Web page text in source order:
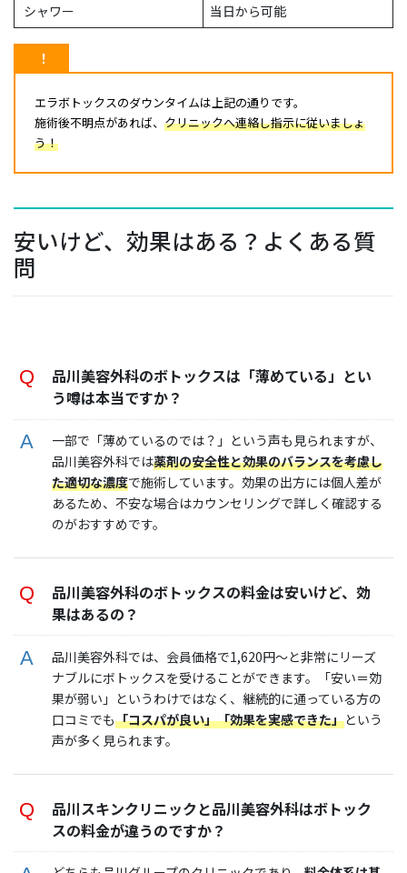
シャワー
当日から可能
！
エラボトックスのダウンタイムは上記の通りです。
施術後不明点があれば、 クリニックへ連絡し指示に従いましょ
う！
安いけど、効果はある？よくある質
問
品川美容外科のボトックスは「薄めている」とい
う噂は本当ですか？
一部で「薄めているのでは？」という声も見られますが、
品川美容外科では薬剤の安全性と効果のバランスを考慮し
た適切な濃度で施術しています。効果の出方には個人差が
あるため、不安な場合はカウンセリングで詳しく確認する
のがおすすめです。
品川美容外科のボトックスの料金は安いけど、効
果はあるの？
品川美容外科では、会員価格で1,620円〜と非常にリーズ
ナブルにボトックスを受けることができます。「安い＝効
果が弱い」というわけではなく、継続的に通っている方の
口コミでも「コスパが良い」「効果を実感できた」という
声が多く見られます。
品川スキンクリニックと品川美容外科はボトック
スの料金が違うのですか？